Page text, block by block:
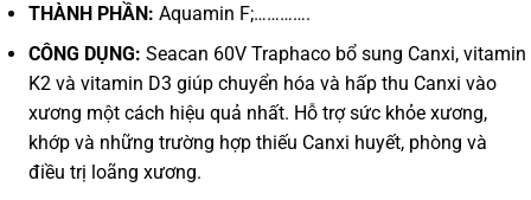
THÀNH PHẦN: Aquamin F;………….
CÔNG DỤNG: Seacan 60V Traphaco bổ sung Canxi, vitamin
K2 và vitamin D3 giúp chuyển hóa và hấp thu Canxi vào
xương một cách hiệu quả nhất. Hỗ trợ sức khỏe xương,
khớp và những trường hợp thiếu Canxi huyết, phòng và
điều trị loãng xương.